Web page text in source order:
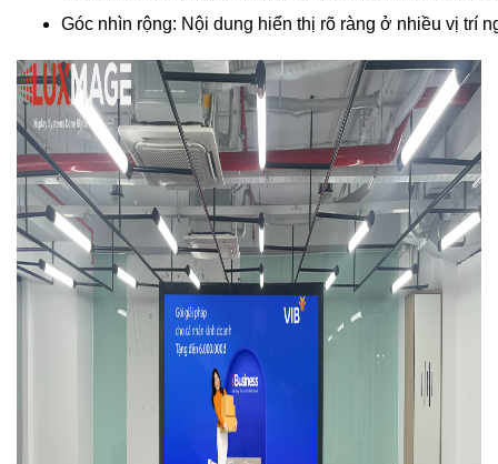
Góc nhìn rộng: Nội dung hiển thị rõ ràng ở nhiều vị trí